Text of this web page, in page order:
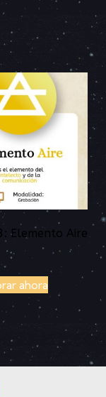
Elemento Aire
ahora